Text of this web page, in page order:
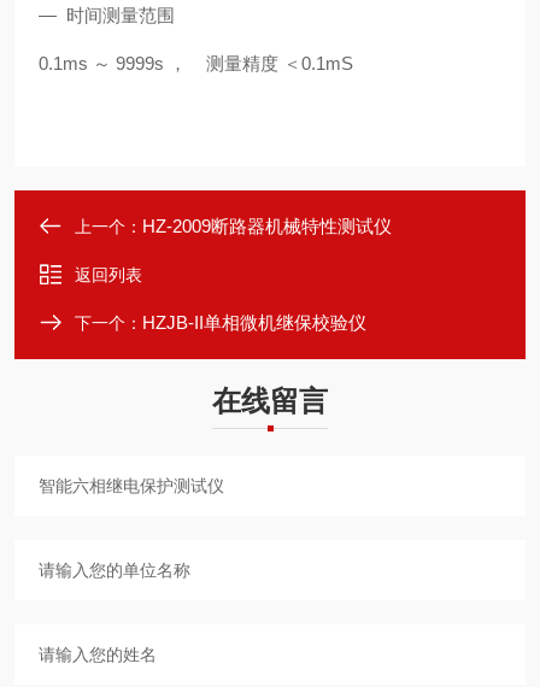
— 时间测量范围
0.1ms ～ 9999s ， 测量精度 ＜0.1mS
上一个： HZ-2009断路器机械特性测试仪
返回列表
下一个： HZJB-II单相微机继保校验仪
在线留言